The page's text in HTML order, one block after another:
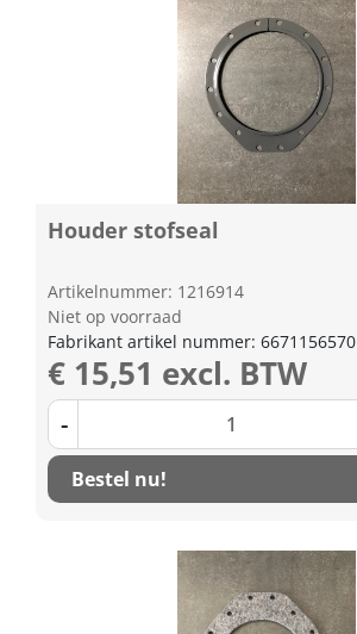
Houder stofseal
Artikelnummer: 1216914
Niet op voorraad
Fabrikant artikel nummer: 6671156570
€ 15,51 excl. BTW
-
Bestel nu!